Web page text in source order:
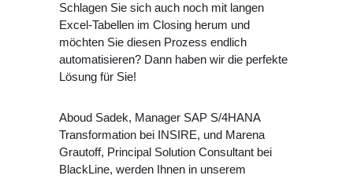
Schlagen Sie sich auch noch mit langen
Excel-Tabellen im Closing herum und
möchten Sie diesen Prozess endlich
automatisieren? Dann haben wir die perfekte
Lösung für Sie!
Aboud Sadek, Manager SAP S/4HANA
Transformation bei INSIRE, und Marena
Grautoff, Principal Solution Consultant bei
BlackLine, werden Ihnen in unserem